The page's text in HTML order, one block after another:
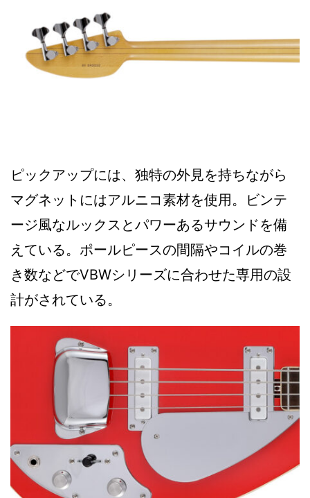
ピックアップには、独特の外見を持ちながら
マグネットにはアルニコ素材を使用。ビンテ
ージ風なルックスとパワーあるサウンドを備
えている。ポールピースの間隔やコイルの巻
き数などでVBWシリーズに合わせた専用の設
計がされている。